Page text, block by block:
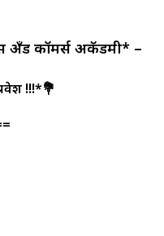
अँड कॉमर्स अकॅडमी* –
!!!*💐